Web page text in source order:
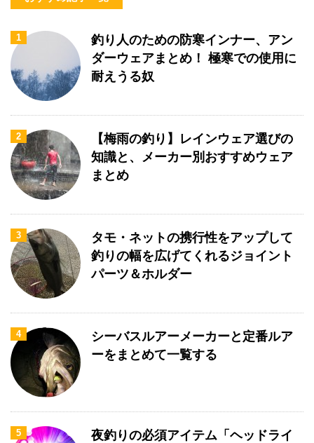
1
釣り人のための防寒インナー、アン
ダーウェアまとめ！ 極寒での使用に
耐えうる奴
2
【梅雨の釣り】レインウェア選びの
知識と、メーカー別おすすめウェア
まとめ
3
タモ・ネットの携行性をアップして
釣りの幅を広げてくれるジョイント
パーツ＆ホルダー
4
シーバスルアーメーカーと定番ルア
ーをまとめて一覧する
5
夜釣りの必須アイテム「ヘッドライ